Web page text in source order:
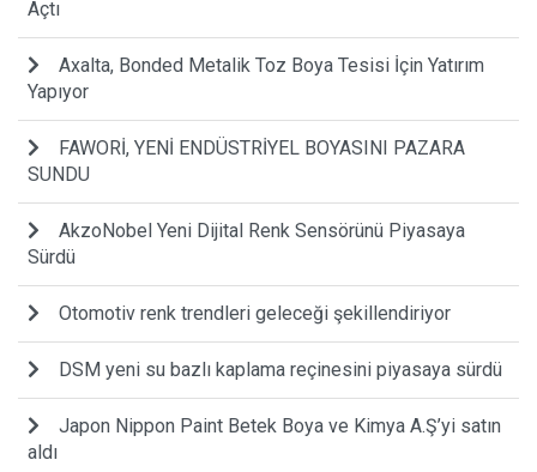
Açtı
Axalta, Bonded Metalik Toz Boya Tesisi İçin Yatırım
Yapıyor
FAWORİ, YENİ ENDÜSTRİYEL BOYASINI PAZARA
SUNDU
AkzoNobel Yeni Dijital Renk Sensörünü Piyasaya
Sürdü
Otomotiv renk trendleri geleceği şekillendiriyor
DSM yeni su bazlı kaplama reçinesini piyasaya sürdü
Japon Nippon Paint Betek Boya ve Kimya A.Ş’yi satın
aldı